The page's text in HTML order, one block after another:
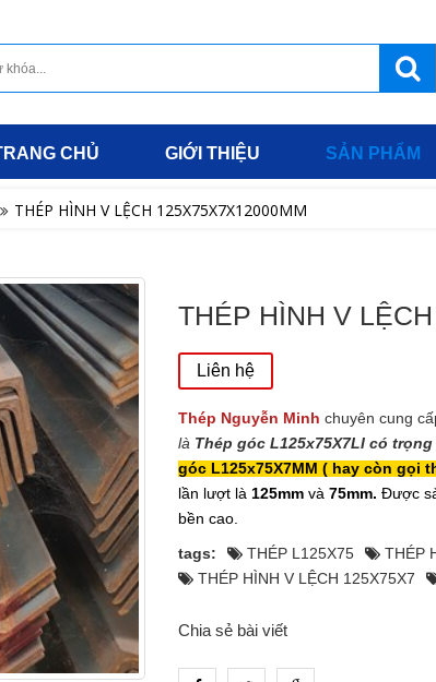
CHỦ GIỚI THIỆU SẢN PHẨM
THÉP HÌNH V LỆCH 125X75X7X12000MM
THÉP HÌNH V
Liên hệ
Thép Nguyễn Minh chuyên cung
là Thép góc L125x75X7LI có
góc L125x75X7MM ( hay còn gọi
lần lượt là 125mm và 75mm. Được
bền cao.
tags: THÉP L125X75 THÉP
THÉP HÌNH V LỆCH 125X75X7
Chia sẻ bài viết